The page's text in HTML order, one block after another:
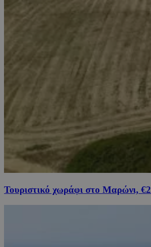
Τουριστικό χωράφι στο Μαρώνι,